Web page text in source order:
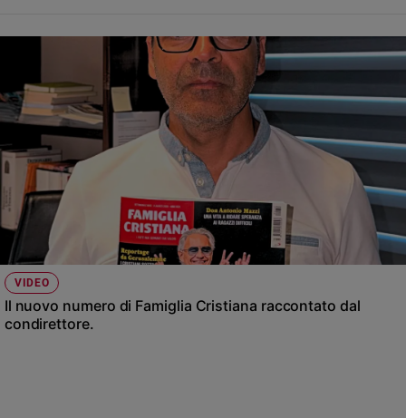
VIDEO
Il nuovo numero di Famiglia Cristiana raccontato dal
condirettore.